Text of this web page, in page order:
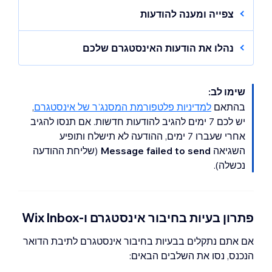
צפייה ומענה להודעות
בה.
השתמשו בסרגל הכלים שלמטה כדי
(לא חובה) הקליקו על
InstagramלידMessage via:‎
כדי להשיב בערוץאחר.
(לא חובה)צרפו להודעה פריט,
הקליקו עלSend
נהלו את הודעות האינסטגרם שלכם
נהלו את ההודעות שלכם באינסטגרם באותו אופן
שמרו אנשי קשר, סמנו הודעות כלא נקראו, סמנו
שיחות בכוכב ועוד.
קראו פרטים נוספים עלניהול ההודעות שלכם
שימו לב:
בהתאם למדיניות פלטפורמת המסנג'ר של אינסטגרם,
יש לכם 7 ימים להגיב להודעות חדשות. אם תנסו להגיב
אחרי שעברו 7 ימים, ההודעה לא תישלח ותופיע
השגיאה Message failed to send (שליחת ההודעה
נכשלה).
פתרון בעיות בחיבור אינסטגרם ו-Wix Inbox
אם אתם נתקלים בבעיות בחיבור אינסטגרם לתיבת הדואר
הנכנס, נסו את השלבים הבאים: